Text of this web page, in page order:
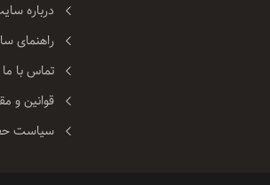
درباره
راهنمای
تماس با ما
قوانین و
سیاست